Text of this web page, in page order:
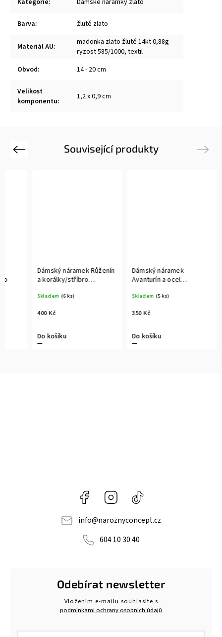
Kategorie: Dámské náramky zlato
Barva: žluté zlato
Materiál AU:
madonka zlato žluté 14kt 0,88g
ryzost 585/1000, textil
Obvod: 14 - 20 cm
Velikost
komponentu: 1,2 x 0,9 cm
Související produkty
Previous
Dámský náramek Růženín
a korálky/stříbro
Skladem (6 ks)
400 Kč
Do košíku
Dámský náramek
Avanturín a ocel
Skladem (5 ks)
350 Kč
Do košíku
Next
Facebook Instagram
info@naroznyconcept.cz
604 10 30 40
Odebírat newsletter
Vložením e-mailu souhlasíte s
podmínkami ochrany osobních údajů